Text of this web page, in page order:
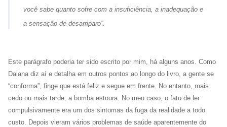
você sabe quanto sofre com a insuficiência, a inadequação e
a sensação de desamparo”.
Este parágrafo poderia ter sido escrito por mim, há alguns anos. Como
Daiana diz aí e detalha em outros pontos ao longo do livro, a gente se
“conforma”, finge que está feliz e segue em frente. No entanto, mais
cedo ou mais tarde, a bomba estoura. No meu caso, o fato de ler
compulsivamente era um dos sintomas da fuga da realidade a todo
custo. Depois vieram vários problemas de saúde aparentemente do